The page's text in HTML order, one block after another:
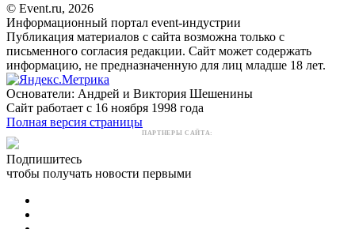
© Event.ru, 2026
Информационный портал event-индустрии
Публикация материалов с сайта возможна только с
письменного согласия редакции. Сайт может содержать
информацию, не предназначенную для лиц младше 18 лет.
Основатели: Андрей и Виктория Шешенины
Сайт работает с 16 ноября 1998 года
Полная версия страницы
ПАРТНЕРЫ САЙТА:
Подпишитесь
чтобы получать новости первыми